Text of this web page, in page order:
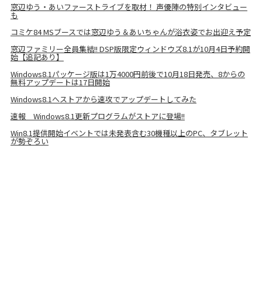
窓辺ゆう・あいファーストライブを取材！ 声優陣の特別インタビュー
も
コミケ84 MSブースでは窓辺ゆう＆あいちゃんが浴衣姿でお出迎え予定
窓辺ファミリー全員集結!! DSP版限定ウィンドウズ8.1が10月4日予約開
始【追記あり】
Windows8.1パッケージ版は1万4000円前後で10月18日発売、8からの
無料アップデートは17日開始
Windows8.1へストアから速攻でアップデートしてみた
速報 Windows8.1更新プログラムがストアに登場!!
Win8.1提供開始イベントでは未発表含む30機種以上のPC、タブレット
が勢ぞろい